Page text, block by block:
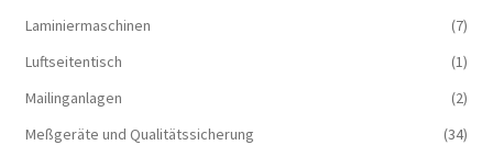
Laminiermaschinen
(7)
Luftseitentisch
(1)
Mailinganlagen
(2)
Meßgeräte und Qualitätssicherung
(34)